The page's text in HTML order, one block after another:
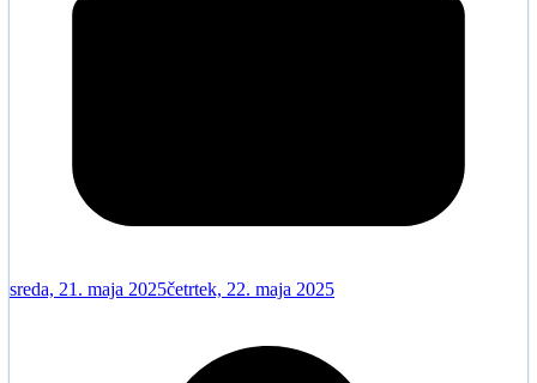
sreda, 21. maja 2025četrtek, 22. maja 2025